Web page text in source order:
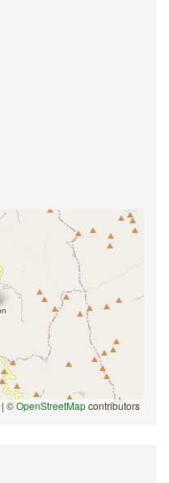
| ©OpenStreetMapcontributors